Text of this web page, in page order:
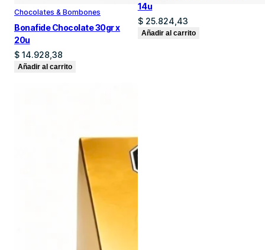
Chocolates & Bombones
Bonafide Chocolate 30gr x
20u
$ 14.928,38
Añadir al carrito
14u
$25.824,43
Añadir al carrito